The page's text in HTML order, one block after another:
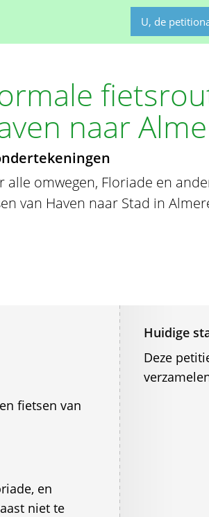
U, de
naar
alle omwegen, Floriade en
van Haven naar Stad in
fietsen van
en
niet te
Huidige
Deze